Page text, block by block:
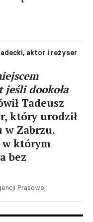
aktor i reżyser
jeśli dookoła
Tadeusz
który urodził
w Zabrzu.
w którym
bez
Prasowej.